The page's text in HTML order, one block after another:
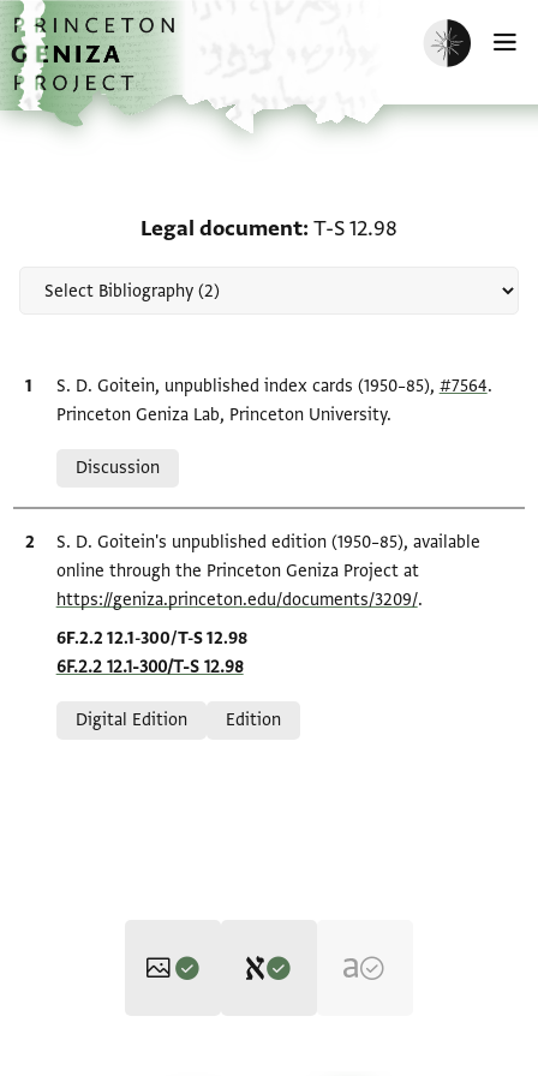
Skip to main content
home
Enable dark
Legal document T-S 12.98
Bibliographic citation
S. D. Goitein, unpublished index cards (1950–85), #7564.
Princeton Geniza Lab, Princeton University.
Discussion
Bibliographic citation
S. D. Goitein's unpublished edition (1950–85), available
online through the Princeton Geniza Project at
https://geniza.princeton.edu/documents/3209/.
Location in source
6F.2.2 12.1-300/T-S 12.98
6F.2.2 12.1-300/T-S 12.98
Digital Edition
Edition